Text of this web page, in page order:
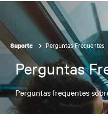
Suporte Perguntas Frequentes
Perguntas
Perguntas frequentes